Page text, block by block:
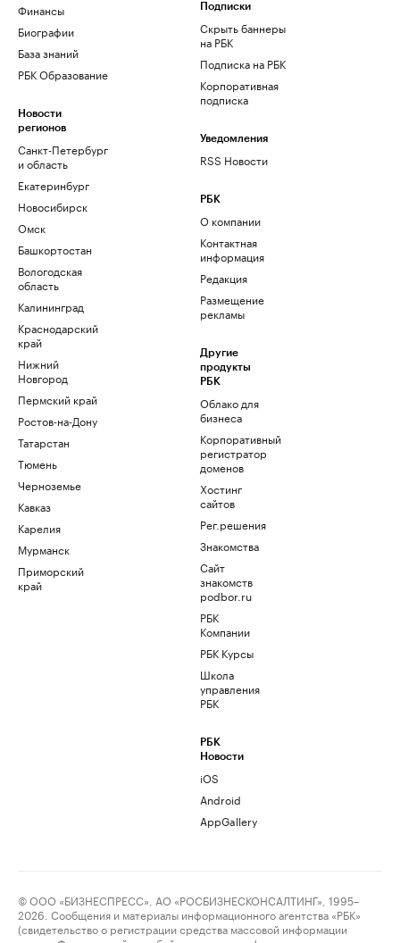
Финансы
Биографии
База знаний
РБК Образование
Новости
регионов
Санкт-Петербург
и область
Екатеринбург
Новосибирск
Омск
Башкортостан
Вологодская
область
Калининград
Краснодарский
край
Нижний
Новгород
Пермский край
Ростов-на-Дону
Татарстан
Тюмень
Черноземье
Кавказ
Карелия
Мурманск
Приморский
край
Подписки
Скрыть баннеры
на РБК
Подписка на РБК
Корпоративная
подписка
Уведомления
RSS Новости
РБК
О компании
Контактная
информация
Редакция
Размещение
рекламы
Другие
продукты
РБК
Облако для
бизнеса
Корпоративный
регистратор
доменов
Хостинг
сайтов
Рег.решения
Знакомства
Сайт
знакомств
podbor.ru
РБК
Компании
РБК Курсы
Школа
управления
РБК
РБК
Новости
iOS
Android
AppGallery
© ООО «БИЗНЕСПРЕСС», АО «РОСБИЗНЕСКОНСАЛТИНГ», 1995–
2026. Сообщения и материалы информационного агентства «РБК»
(свидетельство о регистрации средства массовой информации